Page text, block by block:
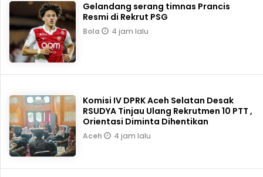
Gelandang serang timnas Prancis
Resmi di Rekrut PSG
Bola 4 jam lalu
Komisi IV DPRK Aceh Selatan Desak
RSUDYA Tinjau Ulang Rekrutmen 10 PTT ,
Orientasi Diminta Dihentikan
Aceh 4 jam lalu